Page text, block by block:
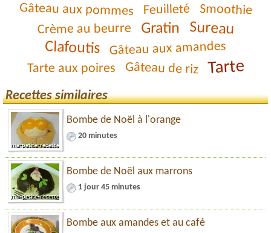
Gâteau aux pommes Feuilleté Smoothie
Crème au beurre Gratin Sureau
Clafoutis Gâteau aux amandes
Tarte aux poires Gâteau de riz Tarte
Recettes similaires
Bombe de Noël à l'orange
20 minutes
Bombe de Noël aux marrons
1 jour 45 minutes
Bombe aux amandes et au café